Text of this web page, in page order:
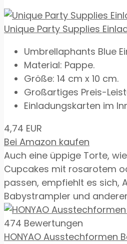
Unique Party Supplies
Umbrellaphants Blue
Material: Pappe.
Größe: 14 cm x 10 cm.
Großartiges Preis-
Einladungskarten im
4,74 EUR
Bei Amazon kaufen
Auch eine üppige Torte,
Cupcakes mit rosarotem
passen, empfiehlt es sich,
Babystrampler und
474 Bewertungen
HONYAO Ausstechformen